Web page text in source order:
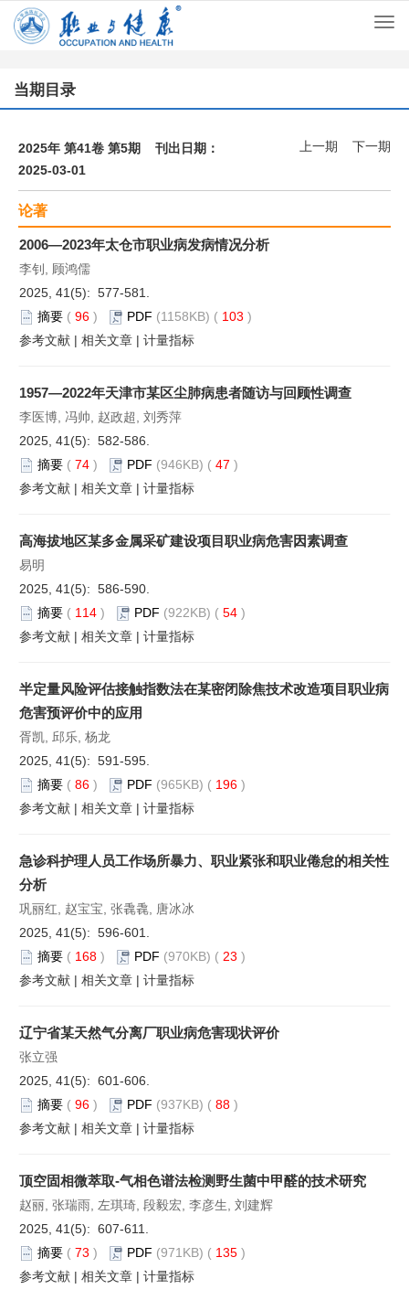
当期目录
2025年 第41卷 第5期 刊出日期：
2025-03-01
上一期 下一期
论著
2006—2023年太仓市职业病发病情况分析
李钊, 顾鸿儒
2025, 41(5): 577-581.
摘要 ( 96 ) PDF (1158KB) ( 103 )
参考文献 | 相关文章 | 计量指标
1957—2022年天津市某区尘肺病患者随访与回顾性调查
李医博, 冯帅, 赵政超, 刘秀萍
2025, 41(5): 582-586.
摘要 ( 74 ) PDF (946KB) ( 47 )
参考文献 | 相关文章 | 计量指标
高海拔地区某多金属采矿建设项目职业病危害因素调查
易明
2025, 41(5): 586-590.
摘要 ( 114 ) PDF (922KB) ( 54 )
参考文献 | 相关文章 | 计量指标
半定量风险评估接触指数法在某密闭除焦技术改造项目职业病
危害预评价中的应用
胥凯, 邱乐, 杨龙
2025, 41(5): 591-595.
摘要 ( 86 ) PDF (965KB) ( 196 )
参考文献 | 相关文章 | 计量指标
急诊科护理人员工作场所暴力、职业紧张和职业倦怠的相关性
分析
巩丽红, 赵宝宝, 张毳毳, 唐冰冰
2025, 41(5): 596-601.
摘要 ( 168 ) PDF (970KB) ( 23 )
参考文献 | 相关文章 | 计量指标
辽宁省某天然气分离厂职业病危害现状评价
张立强
2025, 41(5): 601-606.
摘要 ( 96 ) PDF (937KB) ( 88 )
参考文献 | 相关文章 | 计量指标
顶空固相微萃取-气相色谱法检测野生菌中甲醛的技术研究
赵丽, 张瑞雨, 左琪琦, 段毅宏, 李彦生, 刘建辉
2025, 41(5): 607-611.
摘要 ( 73 ) PDF (971KB) ( 135 )
参考文献 | 相关文章 | 计量指标